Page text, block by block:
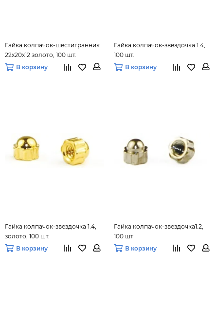
Гайка колпачок-шестигранник
22х20х12 золото, 100 шт.
В корзину
Гайка колпачок-звездочка 1.4,
100 шт.
В корзину
Гайка колпачок-звездочка 1.4,
золото, 100 шт.
В корзину
Гайка колпачок-звездочка1.2,
100 шт
В корзину